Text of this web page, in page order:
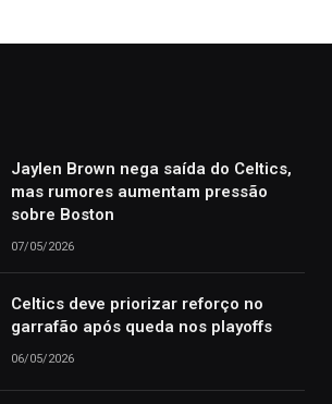
Jaylen Brown nega saída do Celtics,
mas rumores aumentam pressão
sobre Boston
07/05/2026
Celtics deve priorizar reforço no
garrafão após queda nos playoffs
06/05/2026